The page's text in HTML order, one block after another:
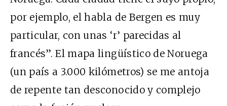
por ejemplo, el habla de Bergen es muy
particular, con unas ‘r’ parecidas al
francés”. El mapa lingüístico de Noruega
(un país a 3.000 kilómetros) se me antoja
de repente tan desconocido y complejo